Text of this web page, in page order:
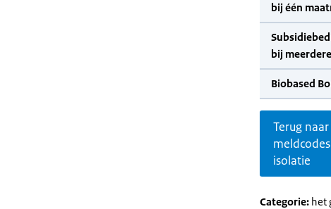
bij één
bij
Biobased
Terug naar
meldcodes
isolatie
Categorie: het